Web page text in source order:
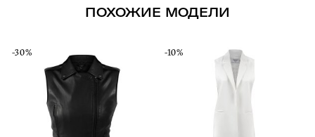
ПОХОЖИЕ МОДЕЛИ
-30% -10%